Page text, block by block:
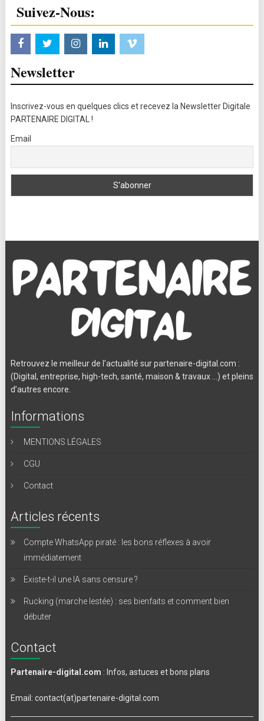
Suivez-Nous:
Newsletter
Inscrivez-vous en quelques clics et recevez la Newsletter Digitale
PARTENAIRE DIGITAL !
Email
Retrouvez le meilleur de l’actualité sur partenaire-digital.com :
(Digital, entreprise, high-tech, santé, maison & travaux …) et pleins
d’autres encore.
Informations
MENTIONS LÉGALES
CGU
Contact
Articles récents
Compte WhatsApp piraté : les bons réflexes à avoir
immédiatement
Existe-t-il une IA sans censure ?
Rucking (marche lestée) : ses bienfaits et comment bien
débuter
Contact
Partenaire-digital.com : Infos, astuces et bons plans
Email: contact(at)partenaire-digital.com